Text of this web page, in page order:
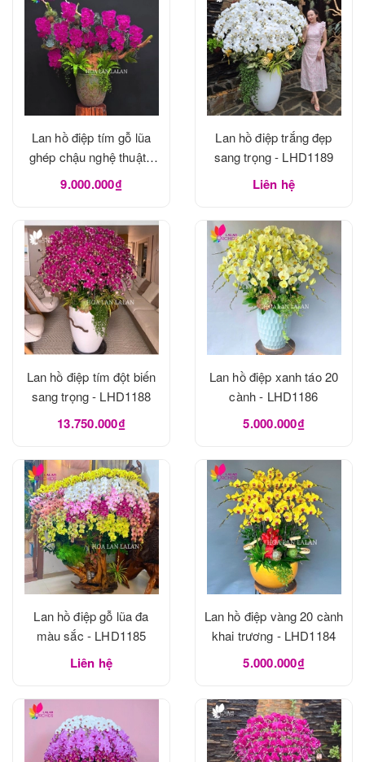
Lan hồ điệp tím gỗ lũa
ghép chậu nghệ thuật -
LHD1190
9.000.000₫
Lan hồ điệp trắng đẹp
sang trọng - LHD1189
Liên hệ
Lan hồ điệp tím đột biến
sang trọng - LHD1188
13.750.000₫
Lan hồ điệp xanh táo 20
cành - LHD1186
5.000.000₫
Lan hồ điệp gỗ lũa đa
màu sắc - LHD1185
Liên hệ
Lan hồ điệp vàng 20 cành
khai trương - LHD1184
5.000.000₫